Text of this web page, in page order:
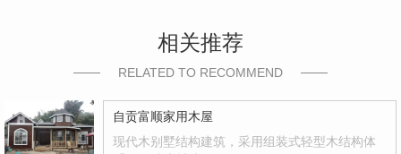
相关推荐
RELATED TO RECOMMEND
自贡富顺家用木屋
现代木别墅结构建筑，采用组装式轻型木结构体